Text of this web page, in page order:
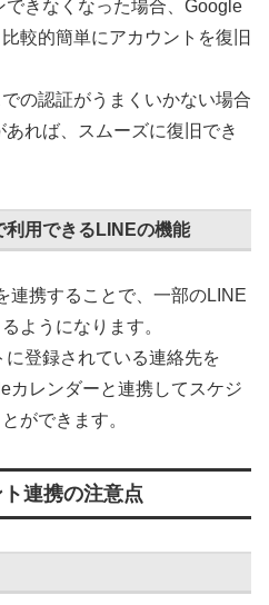
できなくなった場合、Google
較的簡単にアカウントを復旧
の認証がうまくいかない場合
れば、スムーズに復旧でき
用できるLINEの機能
連携することで、一部のLINE
ようになります。
登録されている連絡先を
カレンダーと連携してスケジ
ができます。
連携の注意点